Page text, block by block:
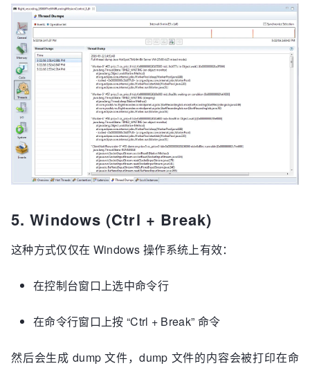
5. Windows (Ctrl + Break)
这种方式仅仅在 Windows 操作系统上有效：
在控制台窗口上选中命令行
在命令行窗口上按 “Ctrl + Break” 命令
然后会生成 dump 文件，dump 文件的内容会被打印在命